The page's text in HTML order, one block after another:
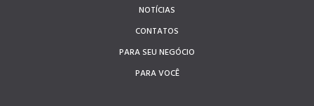
NOTÍCIAS
CONTATOS
PARA SEU NEGÓCIO
PARA VOCÊ